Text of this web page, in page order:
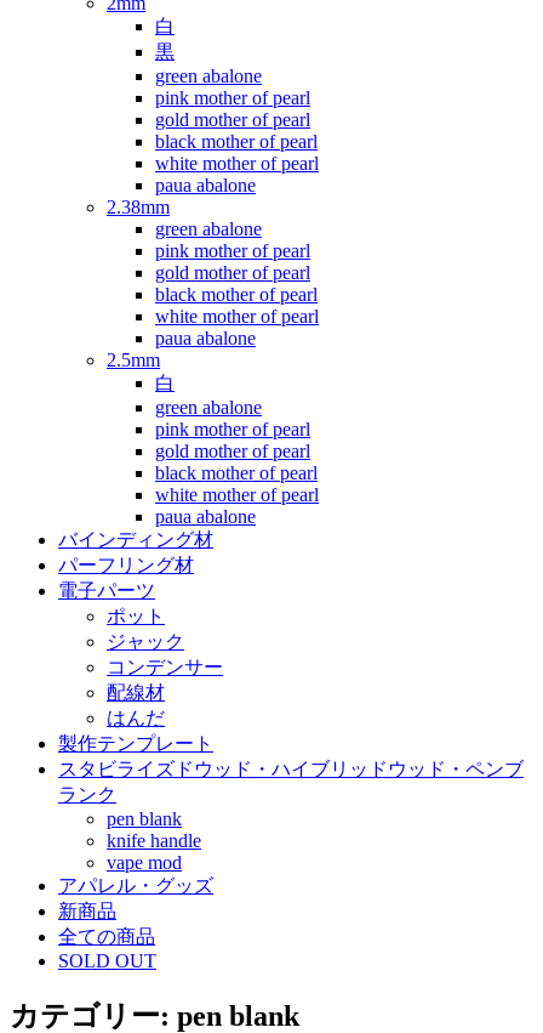
白
黒
green abalone
pink mother of pearl
gold mother of pearl
black mother of pearl
white mother of pearl
paua abalone
2.38mm
green abalone
pink mother of pearl
gold mother of pearl
black mother of pearl
white mother of pearl
paua abalone
2.5mm
白
green abalone
pink mother of pearl
gold mother of pearl
black mother of pearl
white mother of pearl
paua abalone
バインディング材
パーフリング材
電子パーツ
ポット
ジャック
コンデンサー
配線材
はんだ
製作テンプレート
スタビライズドウッド・ハイブリッドウッド・ペンブ
ランク
pen blank
knife handle
vape mod
アパレル・グッズ
新商品
全ての商品
SOLD OUT
カテゴリー: pen blank